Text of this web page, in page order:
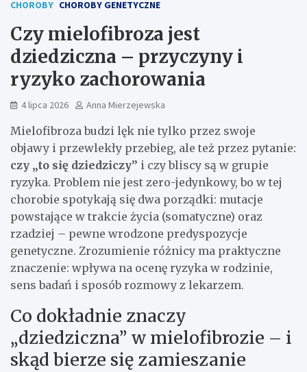
CHOROBY CHOROBY GENETYCZNE
Czy mielofibroza jest
dziedziczna – przyczyny i
ryzyko zachorowania
4 lipca 2026 Anna Mierzejewska
Mielofibroza budzi lęk nie tylko przez swoje
objawy i przewlekły przebieg, ale też przez pytanie:
czy „to się dziedziczy” i czy bliscy są w grupie
ryzyka. Problem nie jest zero-jedynkowy, bo w tej
chorobie spotykają się dwa porządki: mutacje
powstające w trakcie życia (somatyczne) oraz
rzadziej – pewne wrodzone predyspozycje
genetyczne. Zrozumienie różnicy ma praktyczne
znaczenie: wpływa na ocenę ryzyka w rodzinie,
sens badań i sposób rozmowy z lekarzem.
Co dokładnie znaczy
„dziedziczna” w mielofibrozie – i
skąd bierze się zamieszanie